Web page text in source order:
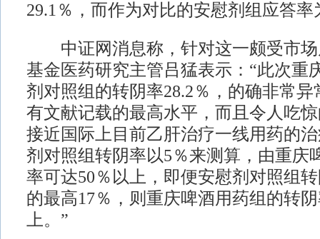
29.1％，而作为对比的安慰剂组应答率
中证网消息称，针对这一颇受市场
基金医药研究主管吕猛表示：“此次重
剂对照组的转阴率28.2％，的确非常
有文献记载的最高水平，而且令人吃
接近国际上目前乙肝治疗一线用药的
剂对照组转阴率以5％来测算，由重庆
率可达50％以上，即便安慰剂对照组
的最高17％，则重庆啤酒用药组的转
上。”